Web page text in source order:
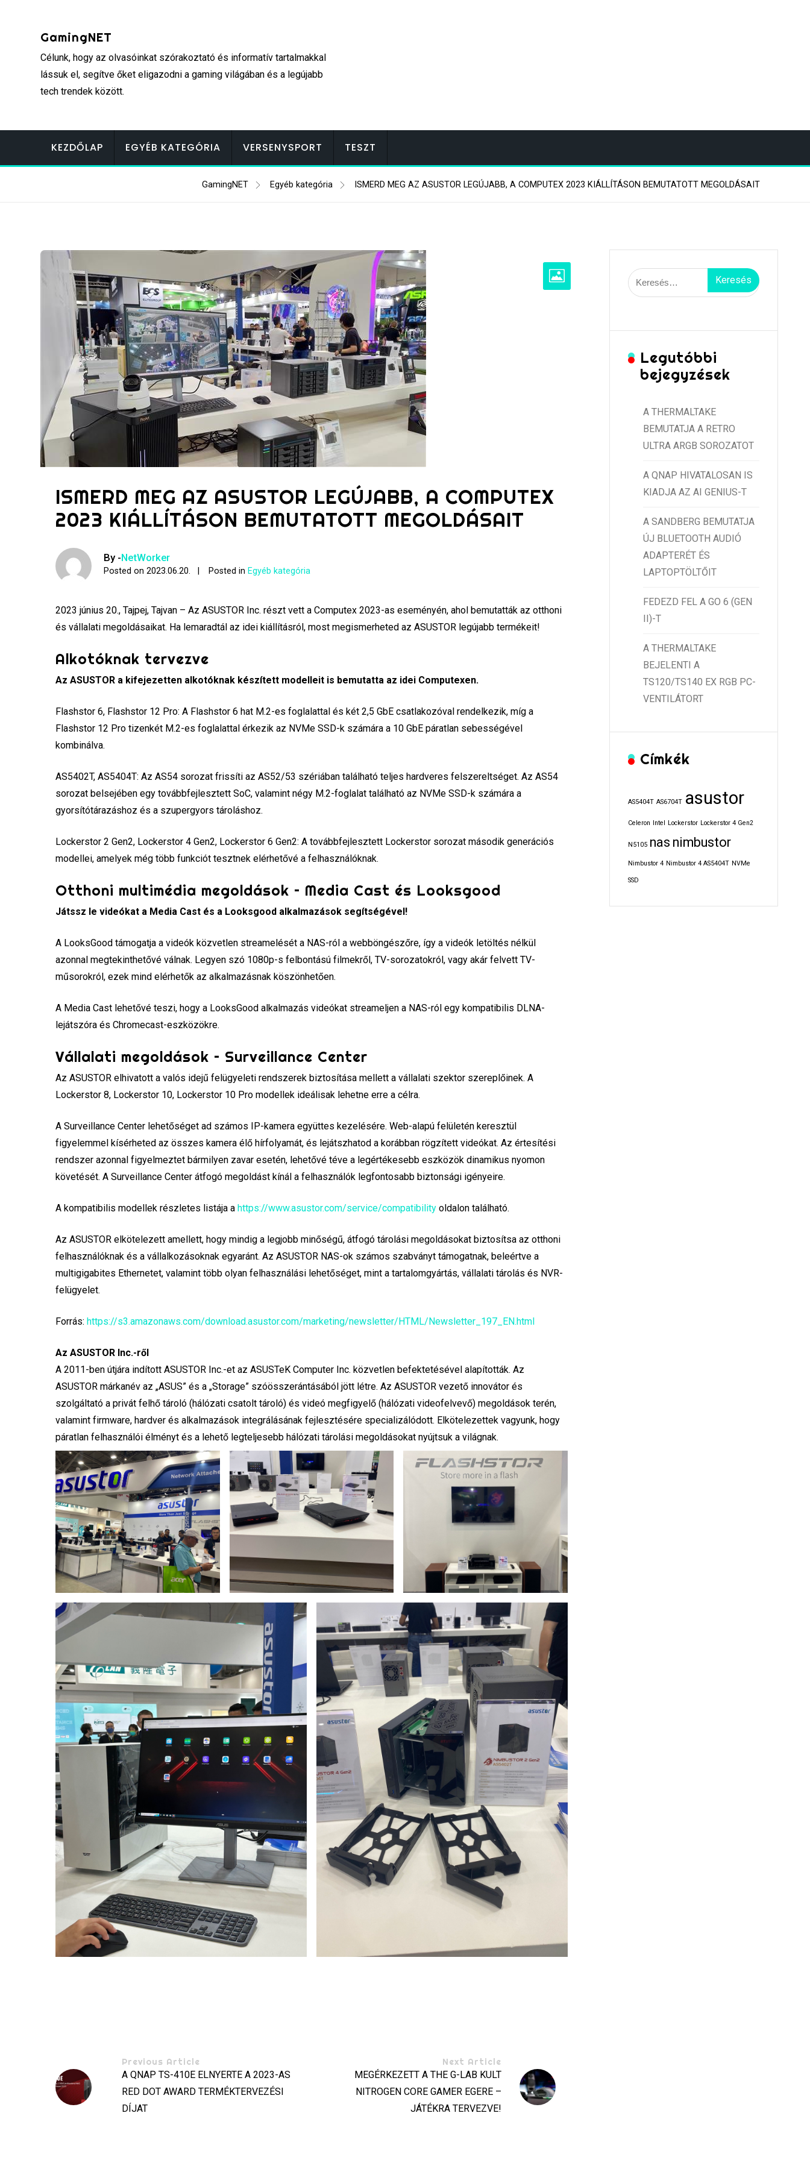
GamingNET
Célunk, hogy az olvasóinkat szórakoztató és informatív tartalmakkal
lássuk el, segítve őket eligazodni a gaming világában és a legújabb
tech trendek között.
KEZDŐLAP EGYÉB KATEGÓRIA VERSENYSPORT TESZT
GamingNET Egyéb kategória ISMERD MEG AZ ASUSTOR LEGÚJABB, A COMPUTEX 2023 KIÁLLÍTÁSON BEMUTATOTT MEGOLDÁSAIT
ISMERD MEG AZ ASUSTOR LEGÚJABB, A COMPUTEX
2023 KIÁLLÍTÁSON BEMUTATOTT MEGOLDÁSAIT
By -NetWorker
Posted on2023.06.20. Posted in Egyéb kategória
2023 június 20., Tajpej, Tajvan – Az ASUSTOR Inc. részt vett a Computex 2023-as eseményén, ahol bemutatták az otthoni
és vállalati megoldásaikat. Ha lemaradtál az idei kiállításról, most megismerheted az ASUSTOR legújabb termékeit!
Alkotóknak tervezve
Az ASUSTOR a kifejezetten alkotóknak készített modelleit is bemutatta az idei Computexen.
Flashstor 6, Flashstor 12 Pro: A Flashstor 6 hat M.2-es foglalattal és két 2,5 GbE csatlakozóval rendelkezik, míg a
Flashstor 12 Pro tizenkét M.2-es foglalattal érkezik az NVMe SSD-k számára a 10 GbE páratlan sebességével
kombinálva.
AS5402T, AS5404T: Az AS54 sorozat frissíti az AS52/53 szériában található teljes hardveres felszereltséget. Az AS54
sorozat belsejében egy továbbfejlesztett SoC, valamint négy M.2-foglalat található az NVMe SSD-k számára a
gyorsítótárazáshoz és a szupergyors tároláshoz.
Lockerstor 2 Gen2, Lockerstor 4 Gen2, Lockerstor 6 Gen2: A továbbfejlesztett Lockerstor sorozat második generációs
modellei, amelyek még több funkciót tesztnek elérhetővé a felhasználóknak.
Otthoni multimédia megoldások – Media Cast és Looksgood
Játssz le videókat a Media Cast és a Looksgood alkalmazások segítségével!
A LooksGood támogatja a videók közvetlen streamelését a NAS-ról a webböngészőre, így a videók letöltés nélkül
azonnal megtekinthetővé válnak. Legyen szó 1080p-s felbontású filmekről, TV-sorozatokról, vagy akár felvett TV-
műsorokról, ezek mind elérhetők az alkalmazásnak köszönhetően.
A Media Cast lehetővé teszi, hogy a LooksGood alkalmazás videókat streameljen a NAS-ról egy kompatibilis DLNA-
lejátszóra és Chromecast-eszközökre.
Vállalati megoldások – Surveillance Center
Az ASUSTOR elhivatott a valós idejű felügyeleti rendszerek biztosítása mellett a vállalati szektor szereplőinek. A
Lockerstor 8, Lockerstor 10, Lockerstor 10 Pro modellek ideálisak lehetne erre a célra.
A Surveillance Center lehetőséget ad számos IP-kamera együttes kezelésére. Web-alapú felületén keresztül
figyelemmel kísérheted az összes kamera élő hírfolyamát, és lejátszhatod a korábban rögzített videókat. Az értesítési
rendszer azonnal figyelmeztet bármilyen zavar esetén, lehetővé téve a legértékesebb eszközök dinamikus nyomon
követését. A Surveillance Center átfogó megoldást kínál a felhasználók legfontosabb biztonsági igényeire.
A kompatibilis modellek részletes listája ahttps://www.asustor.com/service/compatibility oldalon található.
Az ASUSTOR elkötelezett amellett, hogy mindig a legjobb minőségű, átfogó tárolási megoldásokat biztosítsa az otthoni
felhasználóknak és a vállalkozásoknak egyaránt. Az ASUSTOR NAS-ok számos szabványt támogatnak, beleértve a
multigigabites Ethernetet, valamint több olyan felhasználási lehetőséget, mint a tartalomgyártás, vállalati tárolás és NVR-
felügyelet.
Forrás:https://s3.amazonaws.com/download.asustor.com/marketing/newsletter/HTML/Newsletter_197_EN.html
Az ASUSTOR Inc.-ről
A 2011-ben útjára indított ASUSTOR Inc.-et az ASUSTeK Computer Inc. közvetlen befektetésével alapították. Az
ASUSTOR márkanév az „ASUS” és a „Storage” szóösszerántásából jött létre. Az ASUSTOR vezető innovátor és
szolgáltató a privát felhő tároló (hálózati csatolt tároló) és videó megfigyelő (hálózati videofelvevő) megoldások terén,
valamint firmware, hardver és alkalmazások integrálásának fejlesztésére specializálódott. Elkötelezettek vagyunk, hogy
páratlan felhasználói élményt és a lehető legteljesebb hálózati tárolási megoldásokat nyújtsuk a világnak.
Previous Article
A QNAP TS-410E ELNYERTE A 2023-AS
RED DOT AWARD TERMÉKTERVEZÉSI
DÍJAT
Next Article
MEGÉRKEZETT A THE G-LAB KULT
NITROGEN CORE GAMER EGERE –
JÁTÉKRA TERVEZVE!
Keresés:
Legutóbbi
bejegyzések
A THERMALTAKE
BEMUTATJA A RETRO
ULTRA ARGB SOROZATOT
A QNAP HIVATALOSAN IS
KIADJA AZ AI GENIUS-T
A SANDBERG BEMUTATJA
ÚJ BLUETOOTH AUDIÓ
ADAPTERÉT ÉS
LAPTOPTÖLTŐIT
FEDEZD FEL A GO 6 (GEN
II)-T
A THERMALTAKE
BEJELENTI A
TS120/TS140 EX RGB PC-
VENTILÁTORT
Címkék
AS5404T AS6704T asustor
Celeron Intel Lockerstor Lockerstor 4 Gen2
N5105 nas nimbustor
Nimbustor 4 Nimbustor 4 AS5404T NVMe
SSD